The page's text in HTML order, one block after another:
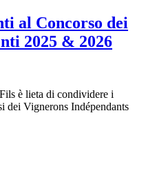
al Concorso dei
2025 & 2026
è lieta di condividere i
dei Vignerons Indépendants